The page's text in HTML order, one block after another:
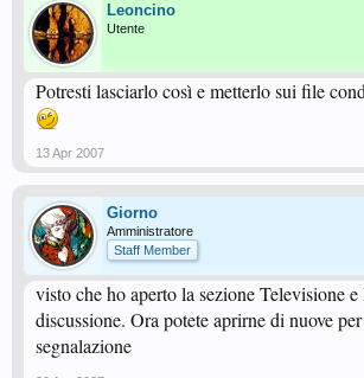
Leoncino
Utente
Potresti lasciarlo così e metterlo sui file
13 Apr 2007
Giorno
Amministratore
Staff Member
visto che ho aperto la sezione Televisione
discussione. Ora potete aprirne di nuove
segnalazione